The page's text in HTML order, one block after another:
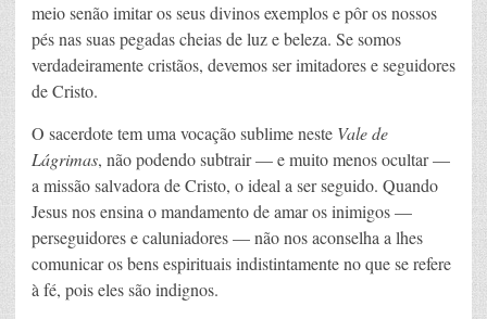
meio senão imitar os seus divinos exemplos e pôr os nossos
pés nas suas pegadas cheias de luz e beleza. Se somos
verdadeiramente cristãos, devemos ser imitadores e seguidores
de Cristo.
O sacerdote tem uma vocação sublime neste Vale de
Lágrimas, não podendo subtrair — e muito menos ocultar —
a missão salvadora de Cristo, o ideal a ser seguido. Quando
Jesus nos ensina o mandamento de amar os inimigos —
perseguidores e caluniadores — não nos aconselha a lhes
comunicar os bens espirituais indistintamente no que se refere
à fé, pois eles são indignos.